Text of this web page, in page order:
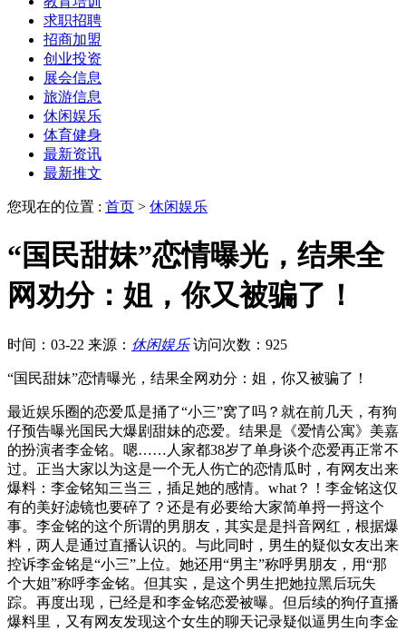
求职招聘
招商加盟
创业投资
展会信息
旅游信息
休闲娱乐
体育健身
最新资讯
最新推文
您现在的位置 : 首页 > 休闲娱乐
“国民甜妹”恋情曝光，结果全
网劝分：姐，你又被骗了！
时间：03-22 来源： 休闲娱乐 访问次数：925
“国民甜妹”恋情曝光，结果全网劝分：姐，你又被骗了！
最近娱乐圈的恋爱瓜是捅了“小三”窝了吗？就在前几天，有狗
仔预告曝光国民大爆剧甜妹的恋爱。结果是《爱情公寓》美嘉
的扮演者李金铭。嗯……人家都38岁了单身谈个恋爱再正常不
过。正当大家以为这是一个无人伤亡的恋情瓜时，有网友出来
爆料：李金铭知三当三，插足她的感情。what？！李金铭这仅
有的美好滤镜也要碎了？还是有必要给大家简单捋一捋这个
事。李金铭的这个所谓的男朋友，其实是是抖音网红，根据爆
料，两人是通过直播认识的。与此同时，男生的疑似女友出来
控诉李金铭是“小三”上位。她还用“男主”称呼男朋友，用“那
个大姐”称呼李金铭。但其实，是这个男生把她拉黑后玩失
踪。再度出现，已经是和李金铭恋爱被曝。但后续的狗仔直播
爆料里，又有网友发现这个女生的聊天记录疑似逼男生向李金